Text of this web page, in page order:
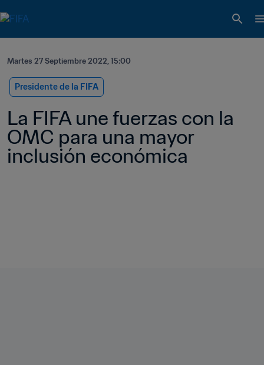
Martes 27 Septiembre 2022, 15:00
Presidente de la FIFA
La FIFA une fuerzas con la
OMC para una mayor
inclusión económica